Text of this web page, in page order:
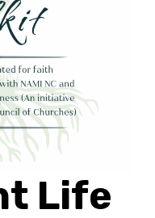
Life